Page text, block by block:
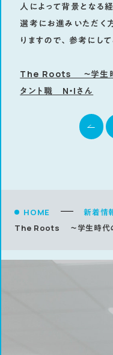
人によって背景となる
選考にお進みいただく
りますので、参考にして
The Roots ～学生
タント職 N・Iさん
HOME 新着情